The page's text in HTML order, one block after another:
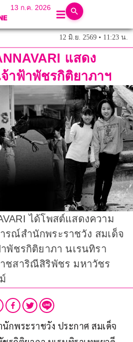
13 ก.ค. 2026
12 มิ.ย. 2569 • 11:23 น.
แสดง
าฟ้าพัชรกิติยาภาฯ
ได้โพสต์แสดงความ
รณ์สำนักพระราชวัง สมเด็จ
าพัชรกิติยาภา นเรนทิรา
ชสาริณีสิริพัชร มหาวัชร
กพระราชวัง ประกาศ สมเด็จ